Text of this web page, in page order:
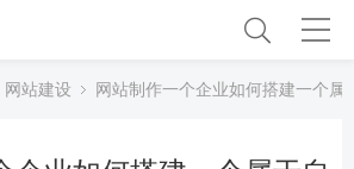
网站建设 网站制作一个企业如何搭建一个